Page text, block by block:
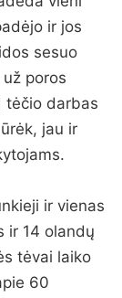
ir jos
sesuo
poros
tėčio darbas
jau ir
ir vienas
ir 14 olandų
tėvai laiko
60